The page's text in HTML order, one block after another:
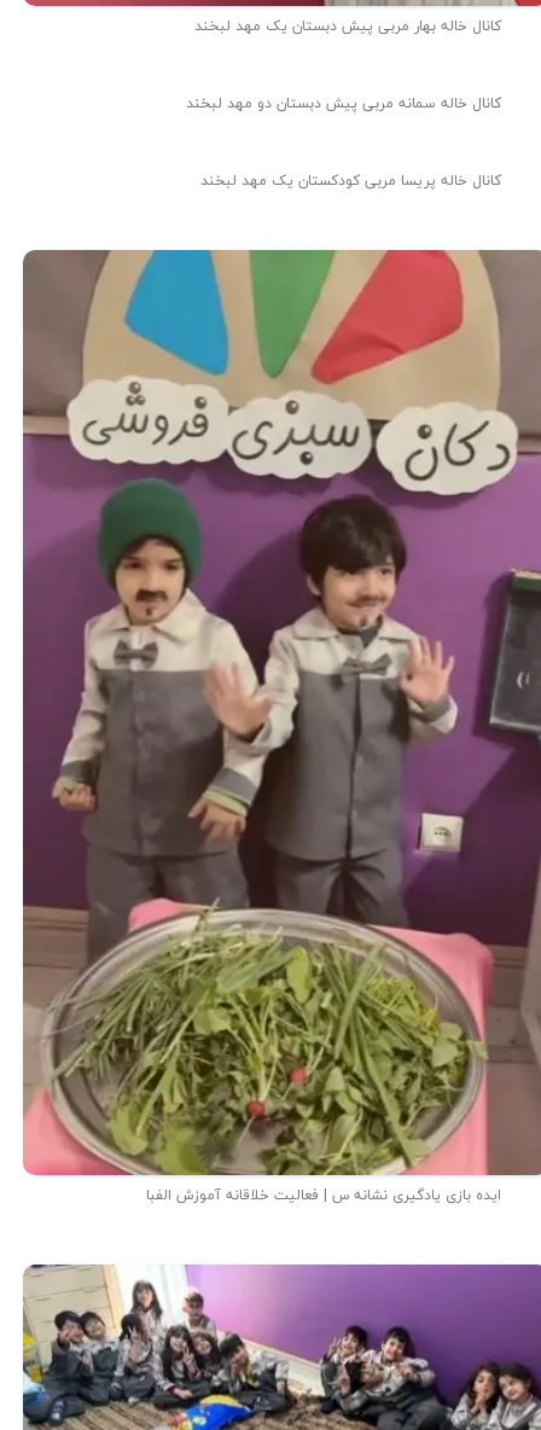
کانال خاله بهار مربی پیش دبستان یک مهد لبخند
کانال خاله سمانه مربی پیش دبستان دو مهد لبخند
کانال خاله پریسا مربی کودکستان یک مهد لبخند
ایده بازی یادگیری نشانه س | فعالیت خلاقانه آموزش الفبا